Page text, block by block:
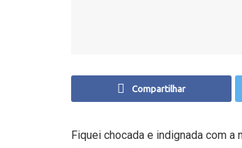
Compartilhar
Fiquei chocada e indignada com